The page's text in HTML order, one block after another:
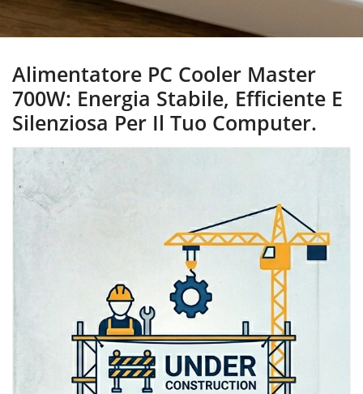
Alimentatore PC Cooler Master
700W: Energia Stabile, Efficiente E
Silenziosa Per Il Tuo Computer.